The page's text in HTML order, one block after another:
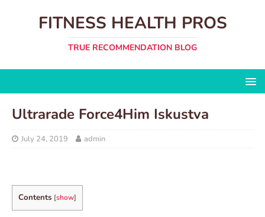
FITNESS HEALTH PROS
TRUE RECOMMENDATION BLOG
Ultrarade Force4Him Iskustva
July 24, 2019 admin
Contents [show]